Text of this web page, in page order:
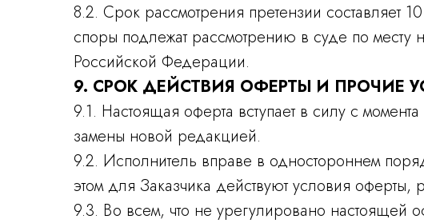
8.2. Срок рассмотрения претензии составляет
споры подлежат рассмотрению в суде по месту
Российской Федерации.
9. СРОК ДЕЙСТВИЯ ОФЕРТЫ И ПРОЧИЕ
9.1. Настоящая оферта вступает в силу с
замены новой редакцией.
9.2. Исполнитель вправе в одностороннем
этом для Заказчика действуют условия
9.3. Во всем, что не урегулировано настоящей